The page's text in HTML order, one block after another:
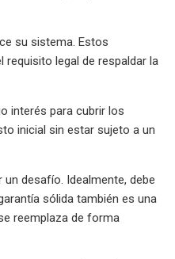
su sistema. Estos
legal de respaldar la
interés para cubrir los
inicial sin estar sujeto a un
desafío. Idealmente, debe
sólida también es una
reemplaza de forma